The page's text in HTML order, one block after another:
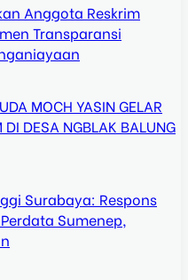
Anggota Reskrim
Transparansi
MOCH YASIN GELAR
DESA NGBLAK BALUNG
Surabaya: Respons
Sumenep,